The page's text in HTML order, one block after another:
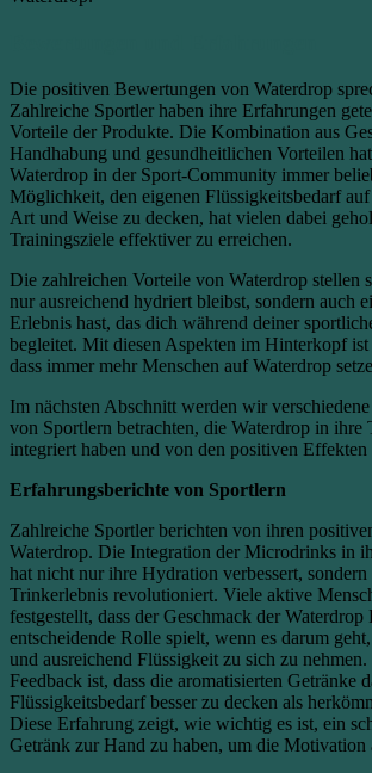
Die positiven Bewertungen von Waterdrop
Zahlreiche Sportler haben ihre Erfahrungen
Vorteile der Produkte. Die Kombination aus
Handhabung und gesundheitlichen Vorteilen
Waterdrop in der Sport-Community immer
Möglichkeit, den eigenen Flüssigkeitsbedarf
Art und Weise zu decken, hat vielen dabei
Trainingsziele effektiver zu erreichen.
Die zahlreichen Vorteile von Waterdrop stellen
nur ausreichend hydriert bleibst, sondern auch
Erlebnis hast, das dich während deiner
begleitet. Mit diesen Aspekten im Hinterkopf ist
dass immer mehr Menschen auf Waterdrop
Im nächsten Abschnitt werden wir
von Sportlern betrachten, die Waterdrop in ihre
integriert haben und von den positiven
Erfahrungsberichte von Sportlern
Zahlreiche Sportler berichten von ihren
Waterdrop. Die Integration der Microdrinks in
hat nicht nur ihre Hydration verbessert, sondern
Trinkerlebnis revolutioniert. Viele aktive
festgestellt, dass der Geschmack der Waterdrop
entscheidende Rolle spielt, wenn es darum
und ausreichend Flüssigkeit zu sich zu
Feedback ist, dass die aromatisierten Getränke
Flüssigkeitsbedarf besser zu decken als
Diese Erfahrung zeigt, wie wichtig es ist, ein
Getränk zur Hand zu haben, um die Motivation